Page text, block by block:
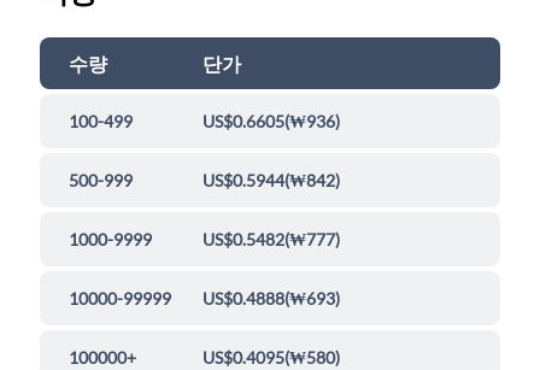
수량 단가
100-499 US$0.6605(₩936)
500-999 US$0.5944(₩842)
1000-9999 US$0.5482(₩777)
10000-99999 US$0.4888(₩693)
100000+ US$0.4095(₩580)